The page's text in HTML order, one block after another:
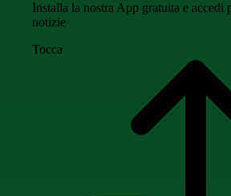
Installa la nostra App gratuita e accedi
notizie
Tocca